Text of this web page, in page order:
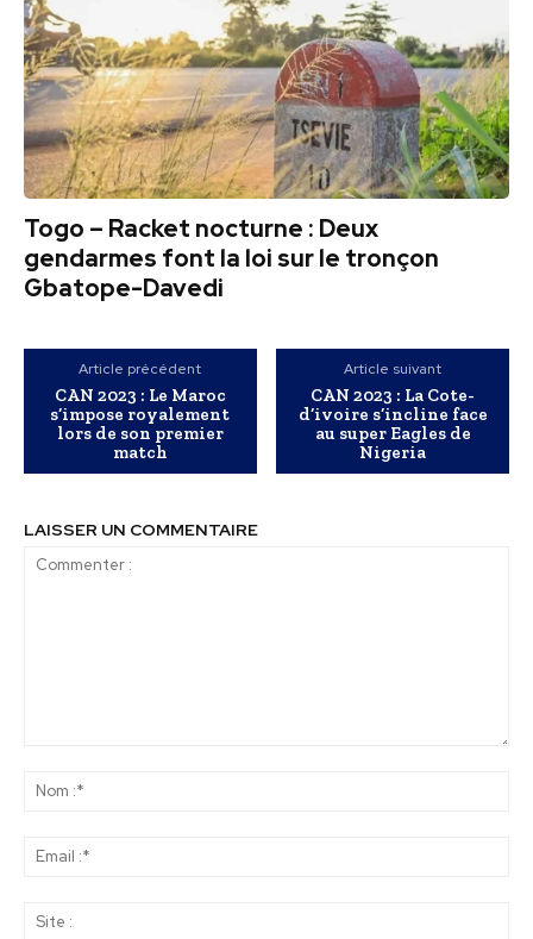
Togo – Racket nocturne : Deux
gendarmes font la loi sur le tronçon
Gbatope-Davedi
Article précédent
CAN 2023 : Le Maroc
s’impose royalement
lors de son premier
match
Article suivant
CAN 2023 : La Cote-
d’ivoire s’incline face
au super Eagles de
Nigeria
LAISSER UN COMMENTAIRE